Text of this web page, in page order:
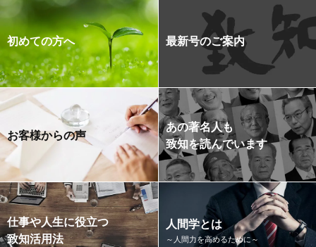
初めての方へ 最新号のご案内
お客様からの声
あの著名人も
致知を読んでいます
仕事や人生に役立つ
致知活用法
人間学とは
～人間力を高めるために～